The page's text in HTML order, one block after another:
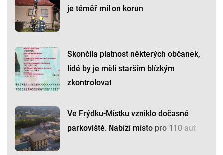
je téměř milion korun
Skončila platnost některých občanek,
lidé by je měli starším blízkým
zkontrolovat
Ve Frýdku-Místku vzniklo dočasné
parkoviště. Nabízí místo pro 110 aut